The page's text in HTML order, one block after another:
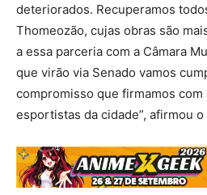
deteriorados. Recuperamos
Thomeozão, cujas obras são
a essa parceria com a Câmara
que virão via Senado vamos
compromisso que firmamos com
esportistas da cidade”, afirmou